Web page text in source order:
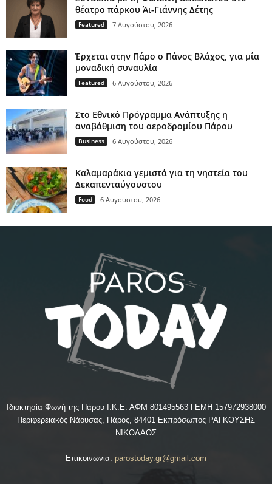
θέατρο πάρκου Άι-Γιάννης Δέτης
Featured 7 Αυγούστου, 2026
Έρχεται στην Πάρο ο Πάνος Βλάχος, για μία
μοναδική συναυλία
Featured 6 Αυγούστου, 2026
Στο Εθνικό Πρόγραμμα Ανάπτυξης η
αναβάθμιση του αεροδρομίου Πάρου
Business 6 Αυγούστου, 2026
Καλαμαράκια γεμιστά για τη νηστεία του
Δεκαπενταύγουστου
Food 6 Αυγούστου, 2026
Ιδιοκτησία Φωνή της Πάρου Ι.Κ.Ε. ΑΦΜ 801495563 ΓΕΜΗ 157972938000
Περιφερειακός Νάουσας, Πάρος, 84401 Εκπρόσωπος ΡΑΓΚΟΥΣΗΣ
ΝΙΚΟΛΑΟΣ
Επικοινωνία: parostoday.gr@gmail.com